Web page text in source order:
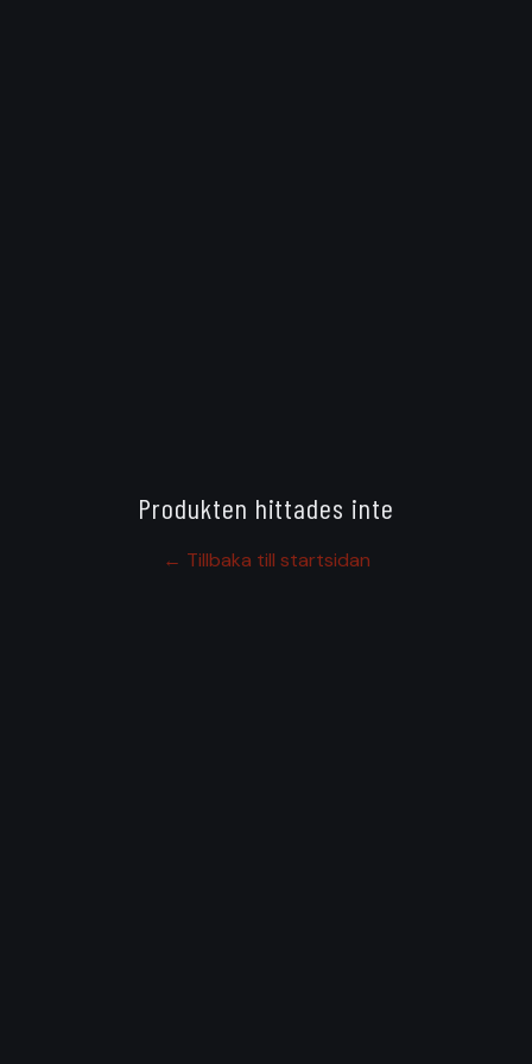
Produkten hittades inte
← Tillbaka till startsidan